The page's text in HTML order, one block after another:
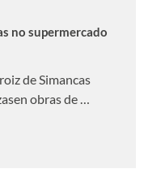
no supermercado
de Simancas
obras de …